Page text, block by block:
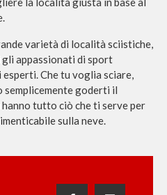
varietà di località sciistiche,
appassionati di sport
Che tu voglia sciare,
semplicemente goderti il
tutto ciò che ti serve per
sulla neve.